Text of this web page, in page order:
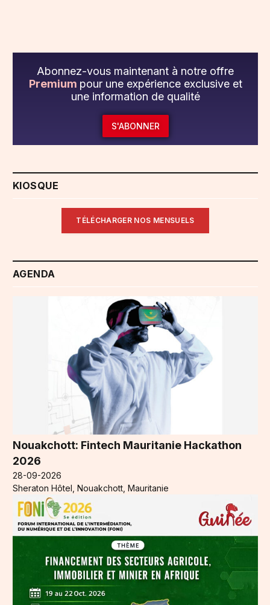
Abonnez-vous maintenant à notre offre
Premium pour une expérience exclusive et
une information de qualité
S'ABONNER
KIOSQUE
TÉLÉCHARGER NOS MENSUELS
AGENDA
Nouakchott: Fintech Mauritanie Hackathon
2026
28-09-2026
Sheraton Hôtel, Nouakchott, Mauritanie